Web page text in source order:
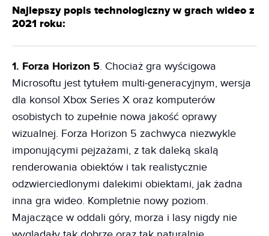
Najlepszy popis technologiczny w grach wideo z
2021 roku:
1. Forza Horizon 5. Chociaż gra wyścigowa
Microsoftu jest tytułem multi-generacyjnym, wersja
dla konsol Xbox Series X oraz komputerów
osobistych to zupełnie nowa jakość oprawy
wizualnej. Forza Horizon 5 zachwyca niezwykle
imponującymi pejzażami, z tak daleką skalą
renderowania obiektów i tak realistycznie
odzwierciedlonymi dalekimi obiektami, jak żadna
inna gra wideo. Kompletnie nowy poziom.
Majaczące w oddali góry, morza i lasy nigdy nie